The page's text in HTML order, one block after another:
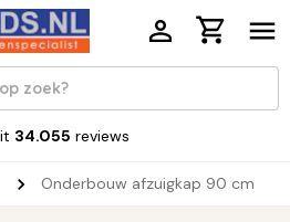
34.055 reviews
Onderbouw afzuigkap 90 cm